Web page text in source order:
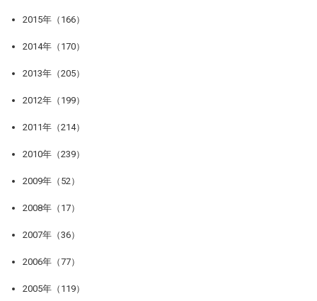
2015年（166）
2014年（170）
2013年（205）
2012年（199）
2011年（214）
2010年（239）
2009年（52）
2008年（17）
2007年（36）
2006年（77）
2005年（119）